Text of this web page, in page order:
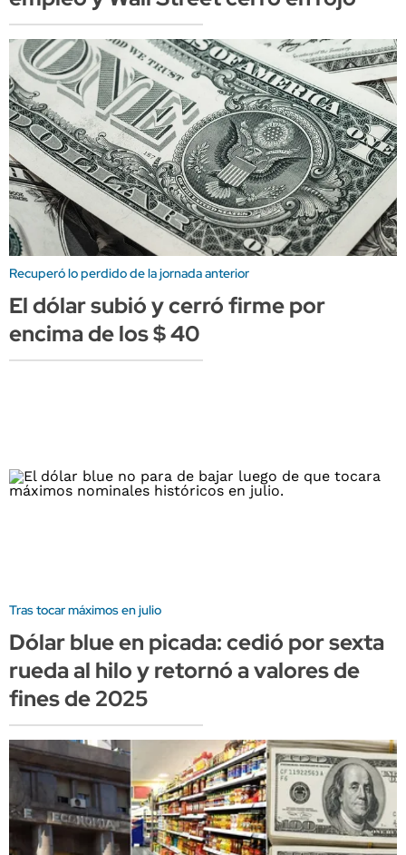
Recuperó lo perdido de la jornada anterior
El dólar subió y cerró firme por
encima de los $ 40
Tras tocar máximos en julio
Dólar blue en picada: cedió por sexta
rueda al hilo y retornó a valores de
fines de 2025